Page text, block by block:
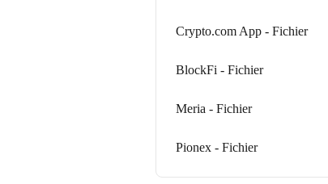
Crypto.com App - Fichier
BlockFi - Fichier
Meria - Fichier
Pionex - Fichier